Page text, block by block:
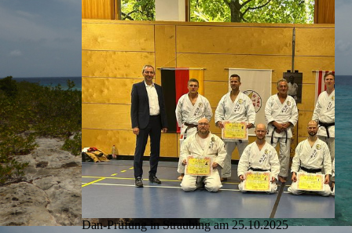
Dan-Prüfung in Straubing am 25.10.2025